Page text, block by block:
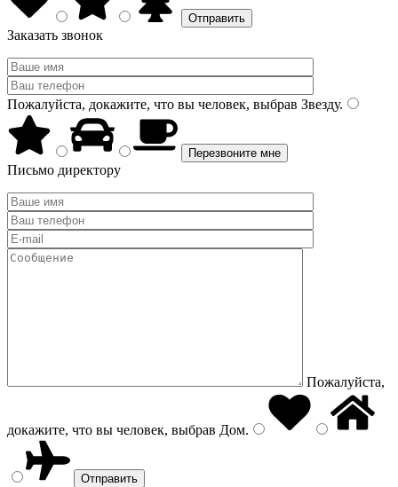
Заказать звонок
Пожалуйста, докажите, что вы человек, выбрав Звезду.
Письмо директору
Пожалуйста,
докажите, что вы человек, выбрав Дом.